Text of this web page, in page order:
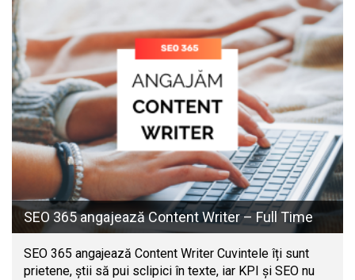
SEO 365 angajează Content Writer – Full Time
SEO 365 angajează Content Writer Cuvintele îți sunt
prietene, știi să pui sclipici în texte, iar KPI și SEO nu